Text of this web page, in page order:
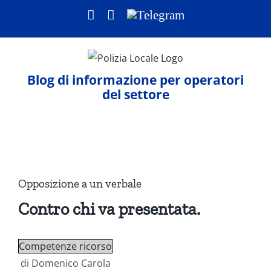
contenuto
Facebook
LinkedIn
Telegram
Blog di informazione per operatori
del settore
immagine
Opposizione a un verbale
Contro chi va presentata.
Competenze ricorso
di Domenico Carola